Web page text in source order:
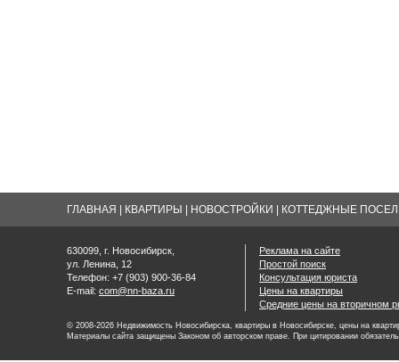
ГЛАВНАЯ КВАРТИРЫ НОВОСТРОЙКИ КОТТЕДЖНЫЕ
630099, г. Новосибирск,
ул. Ленина, 12
Телефон: +7 (903) 900-36-84
E-mail: com@nn-baza.ru
Реклама на сайте
Простой поиск
Консультация юриста
Цены на квартиры
Средние цены на вторичном
© 2008-2026 Недвижимость Новосибирска, квартиры в Новосибирске, цены на
Материалы сайта защищены Законом об авторском праве. При цитировании